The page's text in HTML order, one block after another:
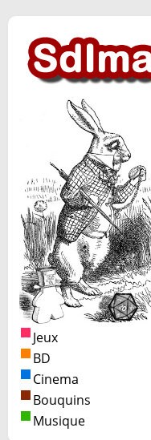
Jeux
BD
Cinema
Bouquins
Musique